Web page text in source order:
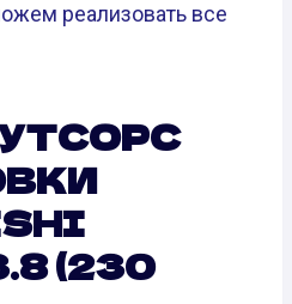
реализовать все
(230